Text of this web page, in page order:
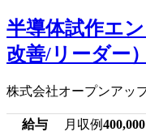
半導体試作エ
改善/リーダー）
株式会社オープンアッ
給与 月収例400,000